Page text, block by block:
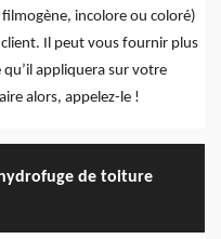
incolore ou coloré)
Il peut vous fournir plus
appliquera sur votre
alors, appelez-le !
de toiture